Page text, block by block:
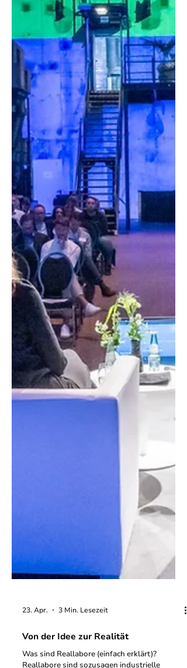
Zwischen Küste, Industrie und innovativen
Köpfen entsteht gerade etwas, das größer ist
als einzelne Projekte. Der Nordwesten
Deutschlands entwickelt sich Schritt für
Schritt zu einem echten Wasserstoff-Hotspot.